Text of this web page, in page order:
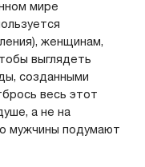
мире
женщинам,
выглядеть
созданными
весь этот
а не на
мужчины подумают